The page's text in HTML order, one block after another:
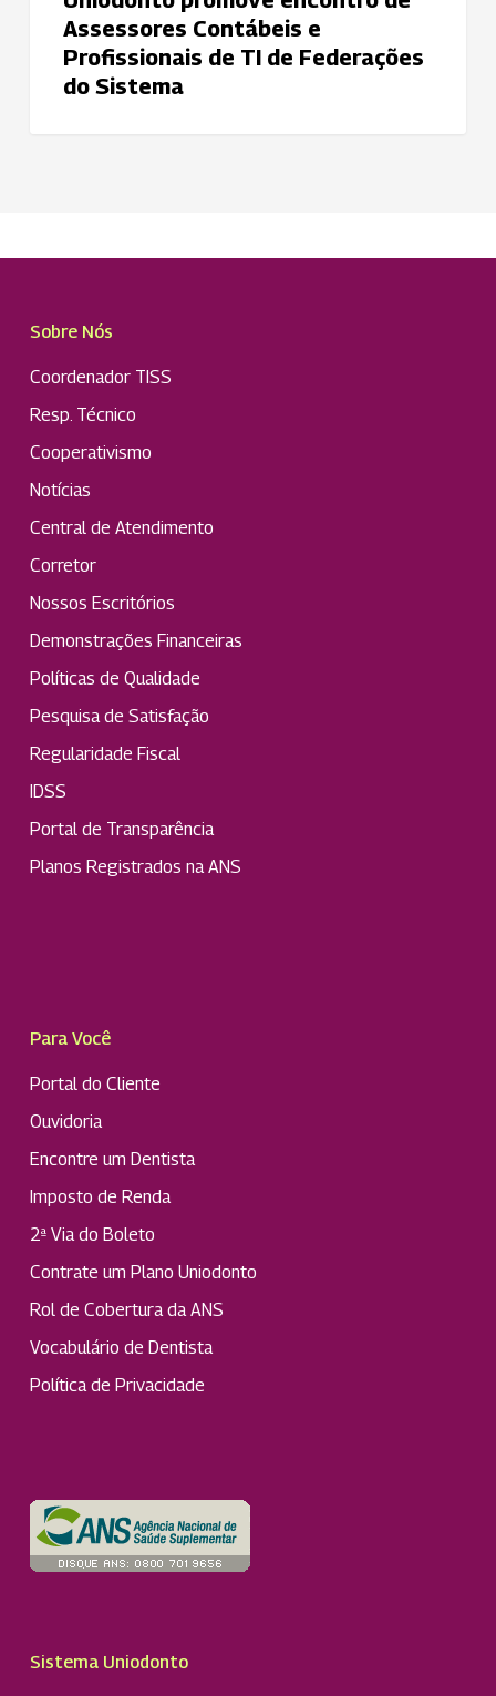
Sistema
Assessores Contábeis e
Profissionais de TI de Federações
do Sistema
Sobre Nós
Coordenador TISS
Resp. Técnico
Cooperativismo
Notícias
Central de Atendimento
Corretor
Nossos Escritórios
Demonstrações Financeiras
Políticas de Qualidade
Pesquisa de Satisfação
Regularidade Fiscal
IDSS
Portal de Transparência
Planos Registrados na ANS
Para Você
Portal do Cliente
Ouvidoria
Encontre um Dentista
Imposto de Renda
2ª Via do Boleto
Contrate um Plano Uniodonto
Rol de Cobertura da ANS
Vocabulário de Dentista
Política de Privacidade
Sistema Uniodonto